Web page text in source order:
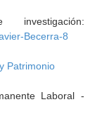
Becerra-8
Patrimonio
Laboral -